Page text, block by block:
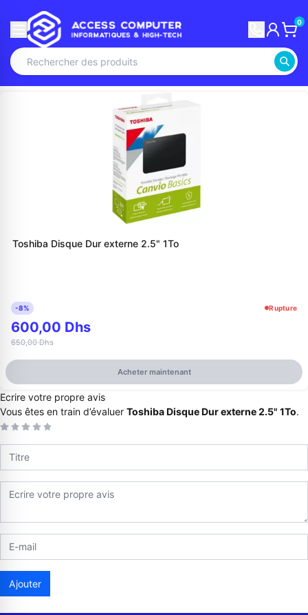
0
06 36 88 27 81
Toshiba Disque Dur externe 2.5" 1To
-8% Rupture
600,00 Dhs
650,00 Dhs
Acheter maintenant
Ecrire votre propre avis
Vous êtes en train d’évaluer Toshiba Disque Dur externe 2.5" 1To.
Ajouter